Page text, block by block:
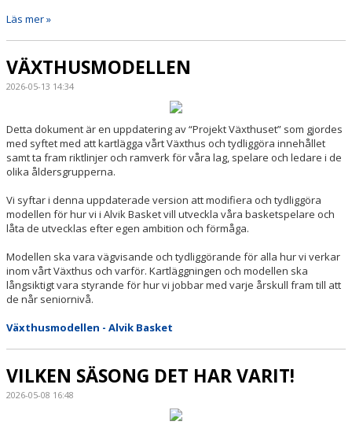
Läs mer »
VÄXTHUSMODELLEN
2026-05-13 14:34
Detta dokument är en uppdatering av “Projekt Växthuset” som gjordes
med syftet med att kartlägga vårt Växthus och tydliggöra innehållet
samt ta fram riktlinjer och ramverk för våra lag, spelare och ledare i de
olika åldersgrupperna.
Vi syftar i denna uppdaterade version att modifiera och tydliggöra
modellen för hur vi i Alvik Basket vill utveckla våra basketspelare och
låta de utvecklas efter egen ambition och förmåga.
Modellen ska vara vägvisande och tydliggörande för alla hur vi verkar
inom vårt Växthus och varför. Kartläggningen och modellen ska
långsiktigt vara styrande för hur vi jobbar med varje årskull fram till att
de når seniornivå.
Växthusmodellen - Alvik Basket
VILKEN SÄSONG DET HAR VARIT!
2026-05-08 16:48